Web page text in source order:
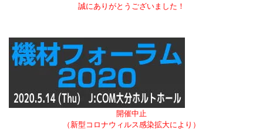
誠にありがとうございました！
開催中止
（新型コロナウィルス感染拡大により）